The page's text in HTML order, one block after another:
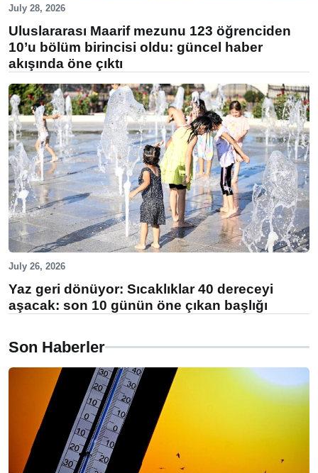
July 28, 2026
Uluslararası Maarif mezunu 123 öğrenciden
10’u bölüm birincisi oldu: güncel haber
akışında öne çıktı
July 26, 2026
Yaz geri dönüyor: Sıcaklıklar 40 dereceyi
aşacak: son 10 günün öne çıkan başlığı
Son Haberler